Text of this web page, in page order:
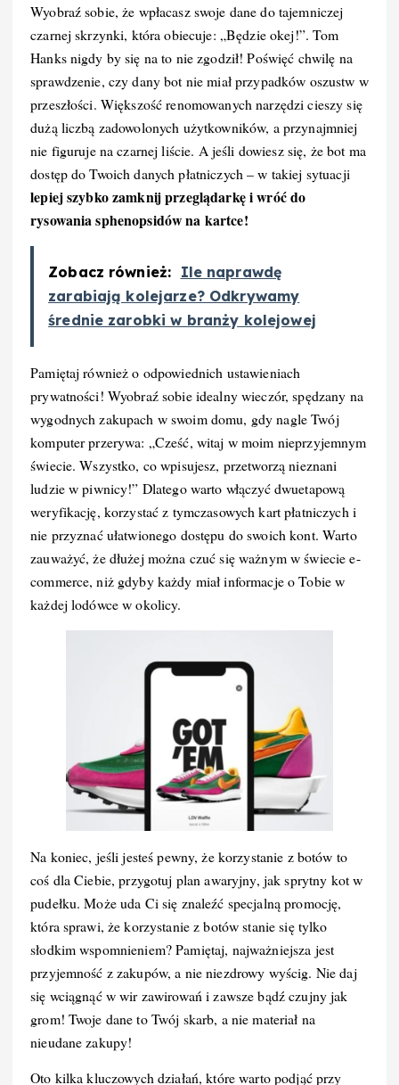
Wyobraź sobie, że wpłacasz swoje dane do tajemniczej
czarnej skrzynki, która obiecuje: „Będzie okej!”. Tom
Hanks nigdy by się na to nie zgodził! Poświęć chwilę na
sprawdzenie, czy dany bot nie miał przypadków oszustw w
przeszłości. Większość renomowanych narzędzi cieszy się
dużą liczbą zadowolonych użytkowników, a przynajmniej
nie figuruje na czarnej liście. A jeśli dowiesz się, że bot ma
dostęp do Twoich danych płatniczych – w takiej sytuacji
lepiej szybko zamknij przeglądarkę i wróć do
rysowania sphenopsidów na kartce!
Zobacz również: Ile naprawdę
zarabiają kolejarze? Odkrywamy
średnie zarobki w branży kolejowej
Pamiętaj również o odpowiednich ustawieniach
prywatności! Wyobraź sobie idealny wieczór, spędzany na
wygodnych zakupach w swoim domu, gdy nagle Twój
komputer przerywa: „Cześć, witaj w moim nieprzyjemnym
świecie. Wszystko, co wpisujesz, przetworzą nieznani
ludzie w piwnicy!” Dlatego warto włączyć dwuetapową
weryfikację, korzystać z tymczasowych kart płatniczych i
nie przyznać ułatwionego dostępu do swoich kont. Warto
zauważyć, że dłużej można czuć się ważnym w świecie e-
commerce, niż gdyby każdy miał informacje o Tobie w
każdej lodówce w okolicy.
Na koniec, jeśli jesteś pewny, że korzystanie z botów to
coś dla Ciebie, przygotuj plan awaryjny, jak sprytny kot w
pudełku. Może uda Ci się znaleźć specjalną promocję,
która sprawi, że korzystanie z botów stanie się tylko
słodkim wspomnieniem? Pamiętaj, najważniejsza jest
przyjemność z zakupów, a nie niezdrowy wyścig. Nie daj
się wciągnąć w wir zawirowań i zawsze bądź czujny jak
grom! Twoje dane to Twój skarb, a nie materiał na
nieudane zakupy!
Oto kilka kluczowych działań, które warto podjąć przy